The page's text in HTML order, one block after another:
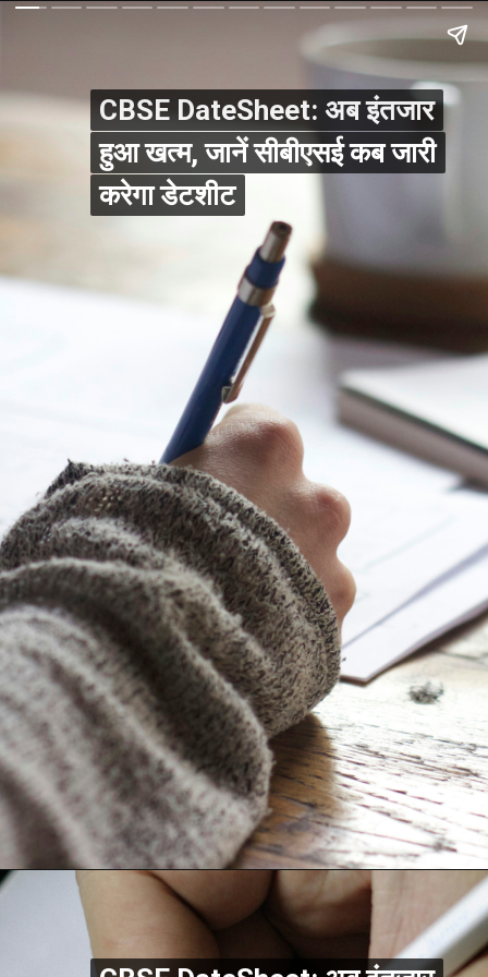
CBSE DateSheet: अब इंतजार
हुआ खत्म, जानें सीबीएसई कब जारी
करेगा डेटशीट
CBSE DateSheet: अब इंतजार
हुआ खत्म, जानें सीबीएसई कब जारी
करेगा डेटशीट